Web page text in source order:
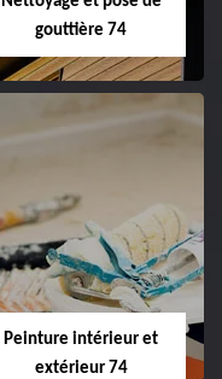
gouttière 74
Peinture intérieur et
extérieur 74